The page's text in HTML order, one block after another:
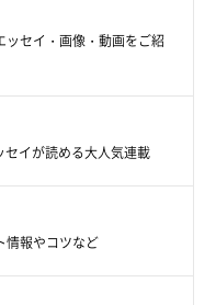
。
セイ・画像・動画をご紹
セイが読める大人気連載
情報やコツなど